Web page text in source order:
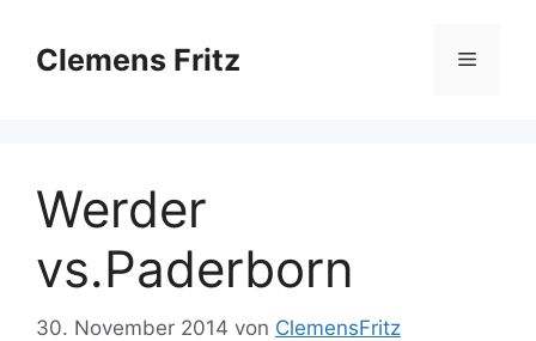
Inhalt
springen
Clemens Fritz Menü
Werder
vs.Paderborn
30. November 2014 von ClemensFritz